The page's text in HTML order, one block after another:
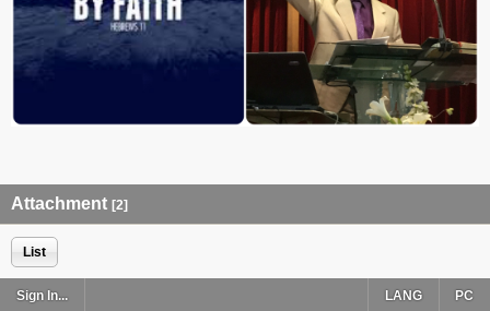
Attachment [2]
List
Sign In... PC
LANG